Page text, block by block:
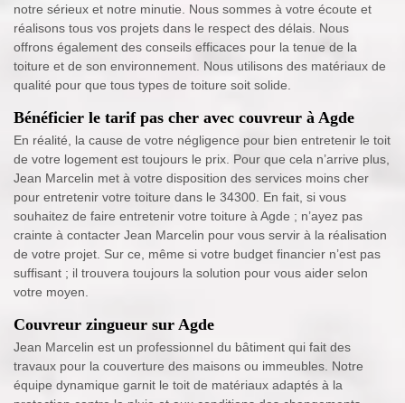
notre sérieux et notre minutie. Nous sommes à votre écoute et
réalisons tous vos projets dans le respect des délais. Nous
offrons également des conseils efficaces pour la tenue de la
toiture et de son environnement. Nous utilisons des matériaux de
qualité pour que tous types de toiture soit solide.
Bénéficier le tarif pas cher avec couvreur à Agde
En réalité, la cause de votre négligence pour bien entretenir le toit
de votre logement est toujours le prix. Pour que cela n’arrive plus,
Jean Marcelin met à votre disposition des services moins cher
pour entretenir votre toiture dans le 34300. En fait, si vous
souhaitez de faire entretenir votre toiture à Agde ; n’ayez pas
crainte à contacter Jean Marcelin pour vous servir à la réalisation
de votre projet. Sur ce, même si votre budget financier n’est pas
suffisant ; il trouvera toujours la solution pour vous aider selon
votre moyen.
Couvreur zingueur sur Agde
Jean Marcelin est un professionnel du bâtiment qui fait des
travaux pour la couverture des maisons ou immeubles. Notre
équipe dynamique garnit le toit de matériaux adaptés à la